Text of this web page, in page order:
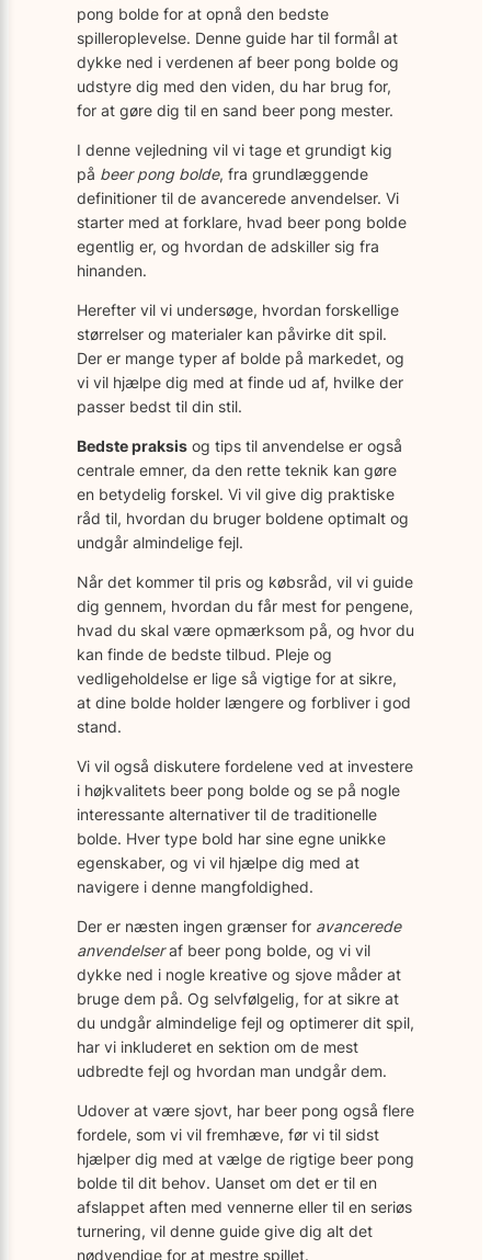
pong bolde for at opnå den bedste
spilleroplevelse. Denne guide har til formål at
dykke ned i verdenen af beer pong bolde og
udstyre dig med den viden, du har brug for,
for at gøre dig til en sand beer pong mester.
I denne vejledning vil vi tage et grundigt kig
på beer pong bolde, fra grundlæggende
definitioner til de avancerede anvendelser. Vi
starter med at forklare, hvad beer pong bolde
egentlig er, og hvordan de adskiller sig fra
hinanden.
Herefter vil vi undersøge, hvordan forskellige
størrelser og materialer kan påvirke dit spil.
Der er mange typer af bolde på markedet, og
vi vil hjælpe dig med at finde ud af, hvilke der
passer bedst til din stil.
Bedste praksis og tips til anvendelse er også
centrale emner, da den rette teknik kan gøre
en betydelig forskel. Vi vil give dig praktiske
råd til, hvordan du bruger boldene optimalt og
undgår almindelige fejl.
Når det kommer til pris og købsråd, vil vi guide
dig gennem, hvordan du får mest for pengene,
hvad du skal være opmærksom på, og hvor du
kan finde de bedste tilbud. Pleje og
vedligeholdelse er lige så vigtige for at sikre,
at dine bolde holder længere og forbliver i god
stand.
Vi vil også diskutere fordelene ved at investere
i højkvalitets beer pong bolde og se på nogle
interessante alternativer til de traditionelle
bolde. Hver type bold har sine egne unikke
egenskaber, og vi vil hjælpe dig med at
navigere i denne mangfoldighed.
Der er næsten ingen grænser for avancerede
anvendelseraf beer pong bolde, og vi vil
dykke ned i nogle kreative og sjove måder at
bruge dem på. Og selvfølgelig, for at sikre at
du undgår almindelige fejl og optimerer dit spil,
har vi inkluderet en sektion om de mest
udbredte fejl og hvordan man undgår dem.
Udover at være sjovt, har beer pong også flere
fordele, som vi vil fremhæve, før vi til sidst
hjælper dig med at vælge de rigtige beer pong
bolde til dit behov. Uanset om det er til en
afslappet aften med vennerne eller til en seriøs
turnering, vil denne guide give dig alt det
nødvendige for at mestre spillet.